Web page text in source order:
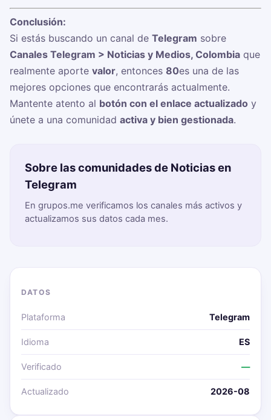
Conclusión:
Si estás buscando un canal de Telegram sobre
Canales Telegram > Noticias y Medios, Colombia que
realmente aporte valor, entonces 80es una de las
mejores opciones que encontrarás actualmente.
Mantente atento al botón con el enlace actualizado y
únete a una comunidad activa y bien gestionada.
Sobre las comunidades de Noticias en
Telegram
En grupos.me verificamos los canales más activos y
actualizamos sus datos cada mes.
DATOS
Plataforma Telegram
Idioma ES
Verificado —
Actualizado 2026-08